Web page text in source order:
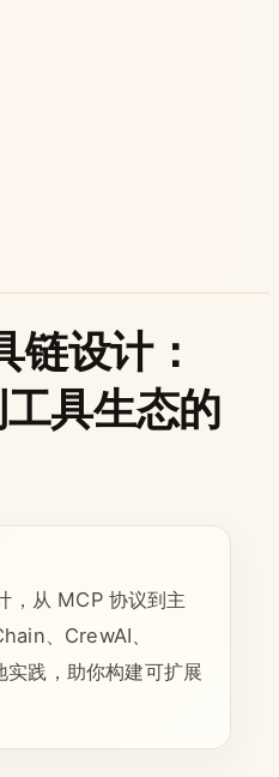
设计：
具生态的
，从 MCP 协议到主
、CrewAI、
践，助你构建可扩展